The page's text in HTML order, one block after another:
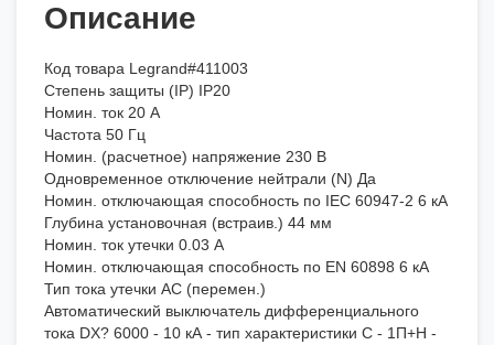
Описание
Код товара Legrand#411003
Степень защиты (IP) IP20
Номин. ток 20 А
Частота 50 Гц
Номин. (расчетное) напряжение 230 В
Одновременное отключение нейтрали (N) Да
Номин. отключающая способность по IEC 60947-2 6 кА
Глубина установочная (встраив.) 44 мм
Номин. ток утечки 0.03 А
Номин. отключающая способность по EN 60898 6 кА
Тип тока утечки AC (перемен.)
Автоматический выключатель дифференциального
тока DX? 6000 - 10 кА - тип характеристики С - 1П+Н -